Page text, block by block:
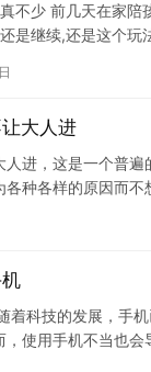
不少 前几天在家陪
是继续,还是这个玩
大人进
进，这是一个普遍
种各样的原因而不
着科技的发展，手
，使用手机不当也会